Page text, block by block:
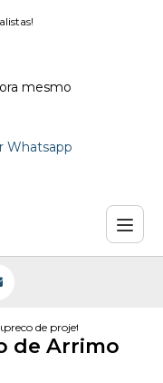
mesmo
Whatsapp
de arrimo
preco de projeto muro de
de Arrimo